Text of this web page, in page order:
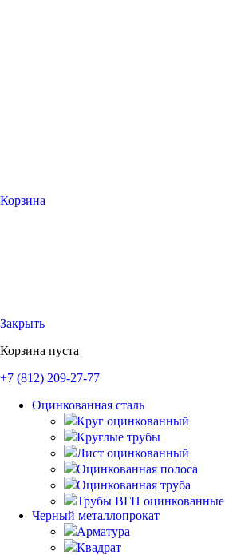
Корзина
Закрыть
Корзина пуста
+7 (812) 209-27-77
Оцинкованная сталь
Круг оцинкованный
Круглые трубы
Лист оцинкованный
Оцинкованная полоса
Оцинкованная труба
Трубы ВГП оцинкованные
Черный металлопрокат
Арматура
Квадрат